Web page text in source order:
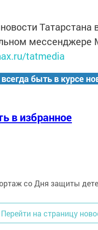
Татарстана
мессенджере
tatmedia
быть в курсе
в избранное
Перейти на страницу